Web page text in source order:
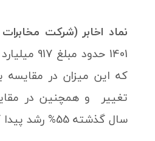
نماد اخابر (شرکت مخابرات
1401 حدود
که این میزان در مقایسه
تغییر و همچنین در
سال گذشته 55% رشد پیدا کرده است.